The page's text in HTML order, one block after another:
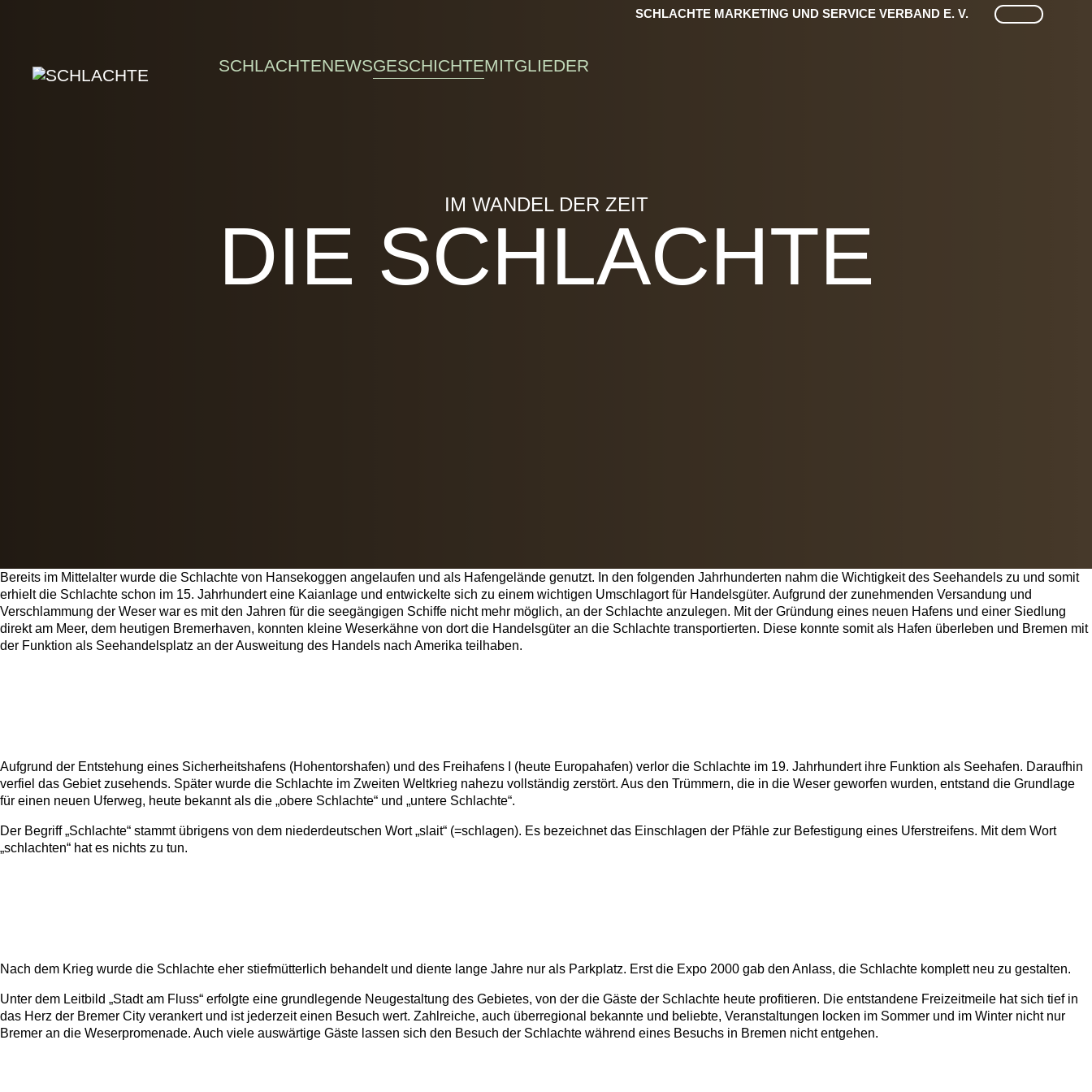
SCHLACHTE MARKETING UND SERVICE VERBAND E. V. SUCHE
IM WANDEL DER ZEIT
DIE SCHLACHTE
SCHLACHTENEWSGESCHICHTEMITGLIEDER
Bereits im Mittelalter wurde die Schlachte von Hansekoggen angelaufen und als Hafengelände genutzt. In den folgenden Jahrhunderten nahm die Wichtigkeit des Seehandels zu und somit
erhielt die Schlachte schon im 15. Jahrhundert eine Kaianlage und entwickelte sich zu einem wichtigen Umschlagort für Handelsgüter. Aufgrund der zunehmenden Versandung und
Verschlammung der Weser war es mit den Jahren für die seegängigen Schiffe nicht mehr möglich, an der Schlachte anzulegen. Mit der Gründung eines neuen Hafens und einer Siedlung
direkt am Meer, dem heutigen Bremerhaven, konnten kleine Weserkähne von dort die Handelsgüter an die Schlachte transportierten. Diese konnte somit als Hafen überleben und Bremen mit
der Funktion als Seehandelsplatz an der Ausweitung des Handels nach Amerika teilhaben.
Aufgrund der Entstehung eines Sicherheitshafens (Hohentorshafen) und des Freihafens I (heute Europahafen) verlor die Schlachte im 19. Jahrhundert ihre Funktion als Seehafen. Daraufhin
verfiel das Gebiet zusehends. Später wurde die Schlachte im Zweiten Weltkrieg nahezu vollständig zerstört. Aus den Trümmern, die in die Weser geworfen wurden, entstand die Grundlage
für einen neuen Uferweg, heute bekannt als die „obere Schlachte“ und „untere Schlachte“.
Der Begriff „Schlachte“ stammt übrigens von dem niederdeutschen Wort „slait“ (=schlagen). Es bezeichnet das Einschlagen der Pfähle zur Befestigung eines Uferstreifens. Mit dem Wort
„schlachten“ hat es nichts zu tun.
Nach dem Krieg wurde die Schlachte eher stiefmütterlich behandelt und diente lange Jahre nur als Parkplatz. Erst die Expo 2000 gab den Anlass, die Schlachte komplett neu zu gestalten.
Unter dem Leitbild „Stadt am Fluss“ erfolgte eine grundlegende Neugestaltung des Gebietes, von der die Gäste der Schlachte heute profitieren. Die entstandene Freizeitmeile hat sich tief in
das Herz der Bremer City verankert und ist jederzeit einen Besuch wert. Zahlreiche, auch überregional bekannte und beliebte, Veranstaltungen locken im Sommer und im Winter nicht nur
Bremer an die Weserpromenade. Auch viele auswärtige Gäste lassen sich den Besuch der Schlachte während eines Besuchs in Bremen nicht entgehen.